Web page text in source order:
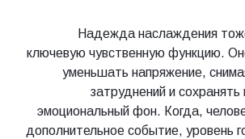
Надежда наслаждения
ключевую чувственную функцию.
уменьшать напряжение,
затруднений и
эмоциональный фон. Когда,
дополнительное событие, уровень